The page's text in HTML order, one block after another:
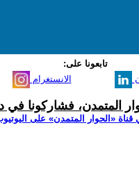
تابعونا على:
الانستغرام
المتمدن، فشاركونا
‫«الحوار المتمدن» على